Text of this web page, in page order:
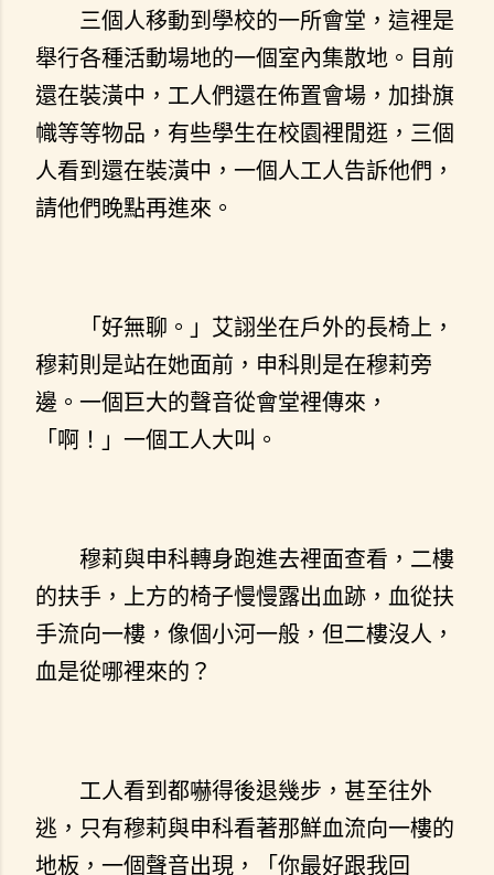
三個人移動到學校的一所會堂，這裡是
舉行各種活動場地的一個室內集散地。目前
還在裝潢中，工人們還在佈置會場，加掛旗
幟等等物品，有些學生在校園裡閒逛，三個
人看到還在裝潢中，一個人工人告訴他們，
請他們晚點再進來。
「好無聊。」艾詡坐在戶外的長椅上，
穆莉則是站在她面前，申科則是在穆莉旁
邊。一個巨大的聲音從會堂裡傳來，
「啊！」一個工人大叫。
穆莉與申科轉身跑進去裡面查看，二樓
的扶手，上方的椅子慢慢露出血跡，血從扶
手流向一樓，像個小河一般，但二樓沒人，
血是從哪裡來的？
工人看到都嚇得後退幾步，甚至往外
逃，只有穆莉與申科看著那鮮血流向一樓的
地板，一個聲音出現，「你最好跟我回